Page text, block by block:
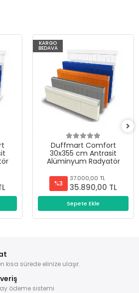
KARGO
BEDAVA
Duffmart Comfort
30x355 cm Antrasit
Alüminyum Radyatör
%3
37.000,00 TL
35.890,00 TL
Sepete Ekle
kısa sürede elinize ulaşır.
ödeme sistemi